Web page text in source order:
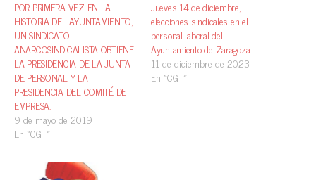
POR PRIMERA VEZ EN LA
HISTORIA DEL AYUNTAMIENTO,
UN SINDICATO
ANARCOSINDICALISTA OBTIENE
LA PRESIDENCIA DE LA JUNTA
DE PERSONAL Y LA
PRESIDENCIA DEL COMITÉ DE
EMPRESA.
9 de mayo de 2019
En «CGT»
Jueves 14 de diciembre,
elecciones sindicales en el
personal laboral del
Ayuntamiento de Zaragoza.
11 de diciembre de 2023
En «CGT»